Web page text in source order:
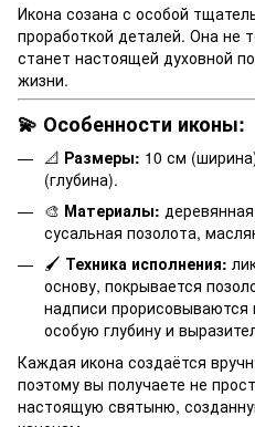
Икона созана с особой
проработкой деталей. Она не
станет настоящей духовной
жизни.
💫 Особенности иконы:
📐 Размеры: 10 см
(глубина).
🎨 Материалы:
сусальная позолота,
🖌 Техника исполнения:
основу, покрывается
надписи прорисовываются
особую глубину и
Каждая икона создаётся
поэтому вы получаете не
настоящую святыню,